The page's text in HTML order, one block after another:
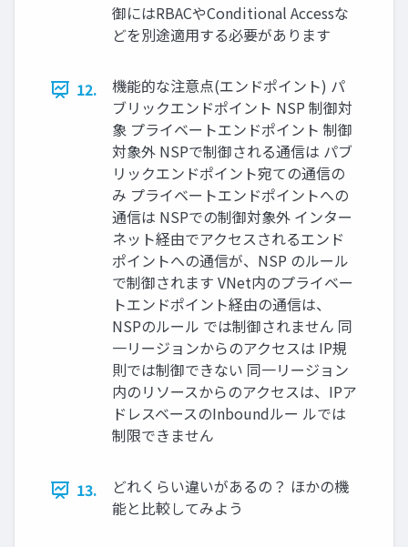
御にはRBACやConditional Accessな
どを別途適用する必要があります
12.
機能的な注意点(エンドポイント) パ
ブリックエンドポイント NSP 制御対
象 プライベートエンドポイント 制御
対象外 NSPで制御される通信は パブ
リックエンドポイント宛ての通信の
み プライベートエンドポイントへの
通信は NSPでの制御対象外 インター
ネット経由でアクセスされるエンド
ポイントへの通信が、NSP のルール
で制御されます VNet内のプライベー
トエンドポイント経由の通信は、
NSPのルール では制御されません 同
一リージョンからのアクセスは IP規
則では制御できない 同一リージョン
内のリソースからのアクセスは、IPア
ドレスベースのInboundルー ルでは
制限できません
13.
どれくらい違いがあるの？ ほかの機
能と比較してみよう